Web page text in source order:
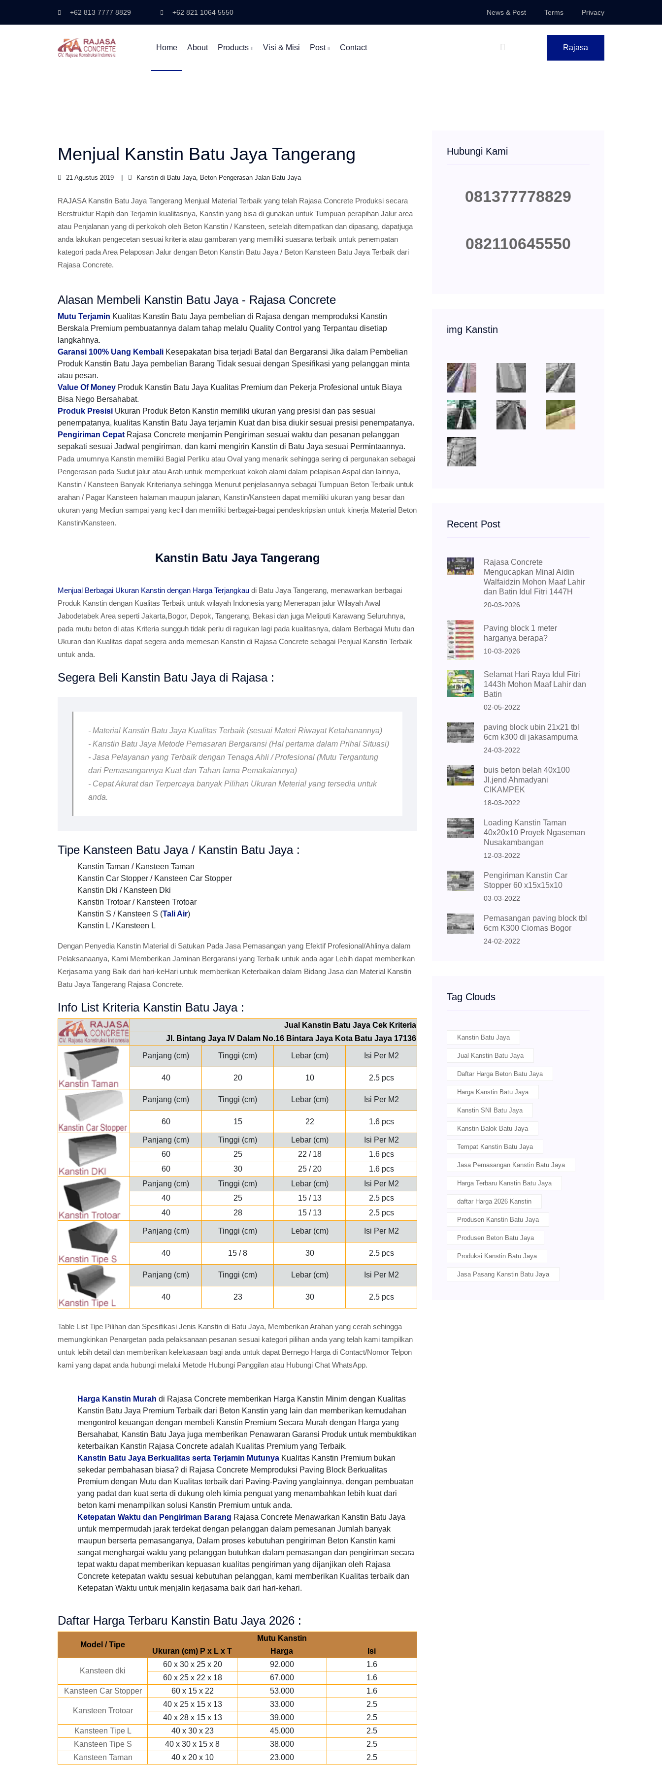
+62 813 7777 8829 +62 821 1064 5550 News & Post Terms Privacy
Home About Products Visi & Misi Post Contact Rajasa
Menjual Kanstin Batu Jaya Tangerang
21 Agustus 2019 Kanstin di Batu Jaya, Beton Pengerasan Jalan Batu Jaya
RAJASA Kanstin Batu Jaya Tangerang Menjual Material Terbaik yang telah Rajasa Concrete Produksi secara
Berstruktur Rapih dan Terjamin kualitasnya, Kanstin yang bisa di gunakan untuk Tumpuan perapihan Jalur area
atau Penjalanan yang di perkokoh oleh Beton Kanstin / Kansteen, setelah ditempatkan dan dipasang, dapatjuga
anda lakukan pengecetan sesuai kriteria atau gambaran yang memiliki suasana terbaik untuk penempatan
kategori pada Area Pelaposan Jalur dengan Beton Kanstin Batu Jaya / Beton Kansteen Batu Jaya Terbaik dari
Rajasa Concrete.
Alasan Membeli Kanstin Batu Jaya - Rajasa Concrete
Mutu Terjamin Kualitas Kanstin Batu Jaya pembelian di Rajasa dengan memproduksi Kanstin
Berskala Premium pembuatannya dalam tahap melalu Quality Control yang Terpantau disetiap
langkahnya.
Garansi 100% Uang Kembali Kesepakatan bisa terjadi Batal dan Bergaransi Jika dalam Pembelian
Produk Kanstin Batu Jaya pembelian Barang Tidak sesuai dengan Spesifikasi yang pelanggan minta
atau pesan.
Value Of Money Produk Kanstin Batu Jaya Kualitas Premium dan Pekerja Profesional untuk Biaya
Bisa Nego Bersahabat.
Produk Presisi Ukuran Produk Beton Kanstin memiliki ukuran yang presisi dan pas sesuai
penempatanya, kualitas Kanstin Batu Jaya terjamin Kuat dan bisa diukir sesuai presisi penempatanya.
Pengiriman Cepat Rajasa Concrete menjamin Pengiriman sesuai waktu dan pesanan pelanggan
sepakati sesuai Jadwal pengiriman, dan kami mengirin Kanstin di Batu Jaya sesuai Permintaannya.
Pada umumnya Kanstin memiliki Bagial Perliku atau Oval yang menarik sehingga sering di pergunakan sebagai
Pengerasan pada Sudut jalur atau Arah untuk memperkuat kokoh alami dalam pelapisan Aspal dan lainnya,
Kanstin / Kansteen Banyak Kriterianya sehingga Menurut penjelasannya sebagai Tumpuan Beton Terbaik untuk
arahan / Pagar Kansteen halaman maupun jalanan, Kanstin/Kansteen dapat memiliki ukuran yang besar dan
ukuran yang Mediun sampai yang kecil dan memiliki berbagai-bagai pendeskripsian untuk kinerja Material Beton
Kanstin/Kansteen.
Kanstin Batu Jaya Tangerang
Menjual Berbagai Ukuran Kanstin dengan Harga Terjangkau di Batu Jaya Tangerang, menawarkan berbagai
Produk Kanstin dengan Kualitas Terbaik untuk wilayah Indonesia yang Menerapan jalur Wilayah Awal
Jabodetabek Area seperti Jakarta,Bogor, Depok, Tangerang, Bekasi dan juga Meliputi Karawang Seluruhnya,
pada mutu beton di atas Kriteria sungguh tidak perlu di ragukan lagi pada kualitasnya, dalam Berbagai Mutu dan
Ukuran dan Kualitas dapat segera anda memesan Kanstin di Rajasa Concrete sebagai Penjual Kanstin Terbaik
untuk anda.
Segera Beli Kanstin Batu Jaya di Rajasa :
- Material Kanstin Batu Jaya Kualitas Terbaik (sesuai Materi Riwayat Ketahanannya)
- Kanstin Batu Jaya Metode Pemasaran Bergaransi (Hal pertama dalam Prihal Situasi)
- Jasa Pelayanan yang Terbaik dengan Tenaga Ahli / Profesional (Mutu Tergantung
dari Pemasangannya Kuat dan Tahan lama Pemakaiannya)
- Cepat Akurat dan Terpercaya banyak Pilihan Ukuran Meterial yang tersedia untuk
anda.
Tipe Kansteen Batu Jaya / Kanstin Batu Jaya :
Kanstin Taman / Kansteen Taman
Kanstin Car Stopper / Kansteen Car Stopper
Kanstin Dki / Kansteen Dki
Kanstin Trotoar / Kansteen Trotoar
Kanstin S / Kansteen S (Tali Air)
Kanstin L / Kansteen L
Dengan Penyedia Kanstin Material di Satukan Pada Jasa Pemasangan yang Efektif Profesional/Ahlinya dalam
Pelaksanaanya, Kami Memberikan Jaminan Bergaransi yang Terbaik untuk anda agar Lebih dapat memberikan
Kerjasama yang Baik dari hari-keHari untuk memberikan Keterbaikan dalam Bidang Jasa dan Material Kanstin
Batu Jaya Tangerang Rajasa Concrete.
Info List Kriteria Kanstin Batu Jaya :
Jual Kanstin Batu Jaya Cek Kriteria
Jl. Bintang Jaya IV Dalam No.16 Bintara Jaya Kota Batu Jaya 17136
Panjang (cm) Tinggi (cm) Lebar (cm) Isi Per M2
40 20 10 2.5 pcs
Panjang (cm) Tinggi (cm) Lebar (cm) Isi Per M2
60 15 22 1.6 pcs
Panjang (cm) Tinggi (cm) Lebar (cm)
Isi Per M2
60
25 22 / 18
1.6 pcs
60
30 25 / 20
1.6 pcs
Panjang (cm)
Tinggi (cm) Lebar (cm)
Isi Per M2
40
25 15 / 13
2.5 pcs
40
28 15 / 13 2.5 pcs
Panjang (cm) Tinggi (cm) Lebar (cm) Isi Per M2
40 15 / 8 30 2.5 pcs
Panjang (cm) Tinggi (cm) Lebar (cm) Isi Per M2
40 23 30 2.5 pcs
Table List Tipe Pilihan dan Spesifikasi Jenis Kanstin di Batu Jaya, Memberikan Arahan yang cerah sehingga
memungkinkan Penargetan pada pelaksanaan pesanan sesuai kategori pilihan anda yang telah kami tampilkan
untuk lebih detail dan memberikan keleluasaan bagi anda untuk dapat Bernego Harga di Contact/Nomor Telpon
kami yang dapat anda hubungi melalui Metode Hubungi Panggilan atau Hubungi Chat WhatsApp.
Harga Kanstin Murah di Rajasa Concrete memberikan Harga Kanstin Minim dengan Kualitas
Kanstin Batu Jaya Premium Terbaik dari Beton Kanstin yang lain dan memberikan kemudahan
mengontrol keuangan dengan membeli Kanstin Premium Secara Murah dengan Harga yang
Bersahabat, Kanstin Batu Jaya juga memberikan Penawaran Garansi Produk untuk membuktikan
keterbaikan Kanstin Rajasa Concrete adalah Kualitas Premium yang Terbaik.
Kanstin Batu Jaya Berkualitas serta Terjamin Mutunya Kualitas Kanstin Premium bukan
sekedar pembahasan biasa? di Rajasa Concrete Memproduksi Paving Block Berkualitas
Premium dengan Mutu dan Kualitas terbaik dari Paving-Paving yanglainnya, dengan pembuatan
yang padat dan kuat serta di dukung oleh kimia penguat yang menambahkan lebih kuat dari
beton kami menampilkan solusi Kanstin Premium untuk anda.
Ketepatan Waktu dan Pengiriman Barang Rajasa Concrete Menawarkan Kanstin Batu Jaya
untuk mempermudah jarak terdekat dengan pelanggan dalam pemesanan Jumlah banyak
maupun berserta pemasanganya, Dalam proses kebutuhan pengiriman Beton Kanstin kami
sangat menghargai waktu yang pelanggan butuhkan dalam pemasangan dan pengiriman secara
tepat waktu dapat memberikan kepuasan kualitas pengiriman yang dijanjikan oleh Rajasa
Concrete ketepatan waktu sesuai kebutuhan pelanggan, kami memberikan Kualitas terbaik dan
Ketepatan Waktu untuk menjalin kerjasama baik dari hari-kehari.
Daftar Harga Terbaru Kanstin Batu Jaya 2026 :
Model / Tipe
Mutu Kanstin
Ukuran (cm) P x L x T
Harga Isi
Kansteen dki
60 x 30 x 25 x 20 92.000
1.6
60 x 25 x 22 x 18
67.000
1.6
Kansteen Car Stopper
60 x 15 x 22 53.000 1.6
Kansteen Trotoar
40 x 25 x 15 x 13 33.000
2.5
40 x 28 x 15 x 13
39.000
2.5
Kansteen Tipe L
40 x 30 x 23 45.000
2.5
Kansteen Tipe S
40 x 30 x 15 x 8 38.000
2.5
Kansteen Taman
40 x 20 x 10 23.000 2.5
Hubungi Kami
081377778829
082110645550
img Kanstin
Recent Post
Rajasa Concrete
Mengucapkan Minal Aidin
Walfaidzin Mohon Maaf Lahir
dan Batin Idul Fitri 1447H
20-03-2026
Paving block 1 meter
harganya berapa?
10-03-2026
Selamat Hari Raya Idul Fitri
1443h Mohon Maaf Lahir dan
Batin
02-05-2022
paving block ubin 21x21 tbl
6cm k300 di jakasampurna
24-03-2022
buis beton belah 40x100
Jl.jend Ahmadyani
CIKAMPEK
18-03-2022
Loading Kanstin Taman
40x20x10 Proyek Ngaseman
Nusakambangan
12-03-2022
Pengiriman Kanstin Car
Stopper 60 x15x15x10
03-03-2022
Pemasangan paving block tbl
6cm K300 Ciomas Bogor
24-02-2022
Tag Clouds
Kanstin Batu Jaya
Jual Kanstin Batu Jaya
Daftar Harga Beton Batu Jaya
Harga Kanstin Batu Jaya
Kanstin SNI Batu Jaya
Kanstin Balok Batu Jaya
Tempat Kanstin Batu Jaya
Jasa Pemasangan Kanstin Batu Jaya
Harga Terbaru Kanstin Batu Jaya
daftar Harga 2026 Kanstin
Produsen Kanstin Batu Jaya
Produsen Beton Batu Jaya
Produksi Kanstin Batu Jaya
Jasa Pasang Kanstin Batu Jaya